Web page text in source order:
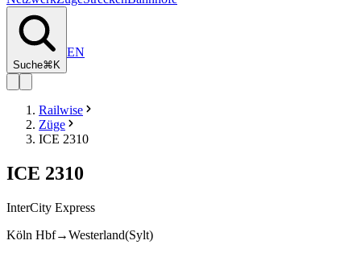
Suche⌘K
EN
Railwise
Züge
ICE 2310
ICE 2310
InterCity Express
Köln Hbf→Westerland(Sylt)